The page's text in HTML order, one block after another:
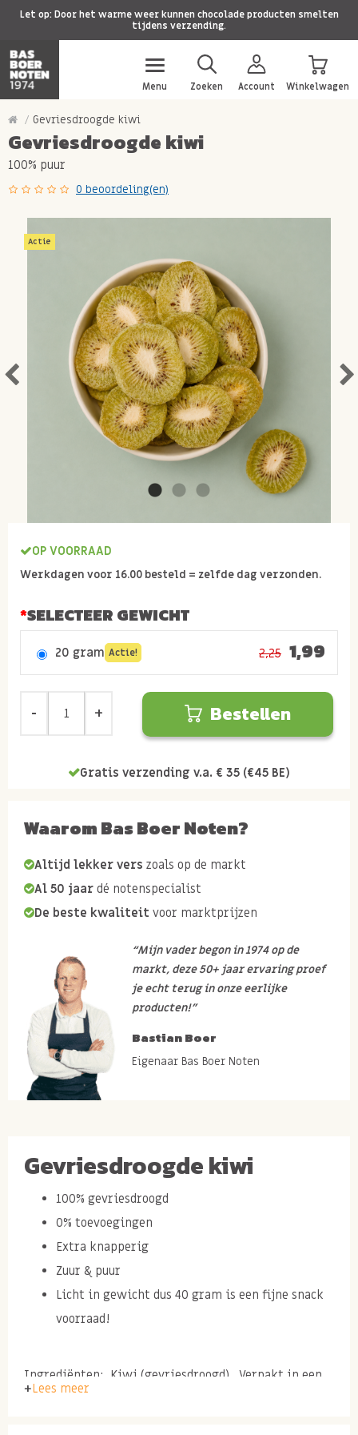
Let op: Door het warme weer kunnen chocolade producten smelten
tijdens verzending.
Menu Zoeken Account Winkelwagen
Gevriesdroogde kiwi
Gevriesdroogde kiwi
100% puur
0 beoordeling(en)
Actie
OP VOORRAAD
Werkdagen voor 16.00 besteld = zelfde dag verzonden.
SELECTEER GEWICHT
20 gram Actie! 2,25 1,99
Bestellen
Gratis verzending v.a. € 35 (€45 BE)
Waarom Bas Boer Noten?
Altijd lekker vers zoals op de markt
Al 50 jaar dé notenspecialist
De beste kwaliteit voor marktprijzen
“Mijn vader begon in 1974 op de
markt, deze 50+ jaar ervaring proef
je echt terug in onze eerlijke
producten!”
Bastian Boer
Eigenaar Bas Boer Noten
Gevriesdroogde kiwi
100% gevriesdroogd
0% toevoegingen
Extra knapperig
Zuur & puur
Licht in gewicht dus 40 gram is een fijne snack
voorraad!
Ingrediënten: Kiwi (gevriesdroogd). Verpakt in een
Lees meer